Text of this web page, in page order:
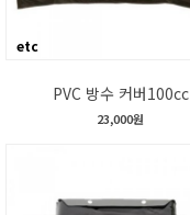
etc
PVC 방수 커버100cc
23,000원